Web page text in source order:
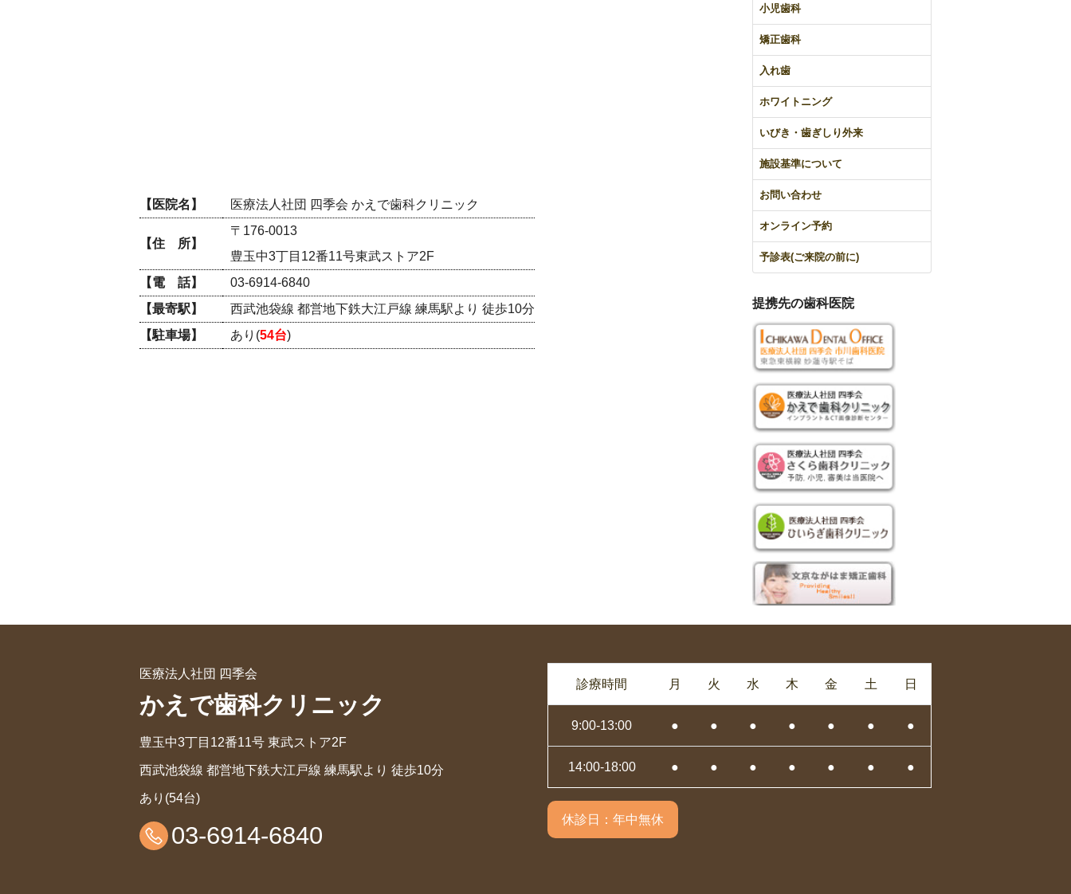
【医院名】 医療法人社団 四季会 かえで歯科クリニック
【住 所】
〒176-0013
豊玉中3丁目12番11号東武ストア2F
【電 話】
03-6914-6840
【最寄駅】
西武池袋線 都営地下鉄大江戸線 練馬駅より 徒歩10分
【駐車場】
あり(54台)
小児歯科
矯正歯科
入れ歯
ホワイトニング
いびき・歯ぎしり外来
施設基準について
お問い合わせ
オンライン予約
予診表(ご来院の前に)
提携先の歯科医院
医療法人社団 四季会
かえで歯科クリニック
豊玉中3丁目12番11号 東武ストア2F
西武池袋線 都営地下鉄大江戸線 練馬駅より 徒歩10分
あり(54台)
03-6914-6840
診療時間 月 火 水 木 金 土 日
9:00-13:00 ● ● ● ● ● ● ●
14:00-18:00 ● ● ● ● ● ● ●
休診日：年中無休